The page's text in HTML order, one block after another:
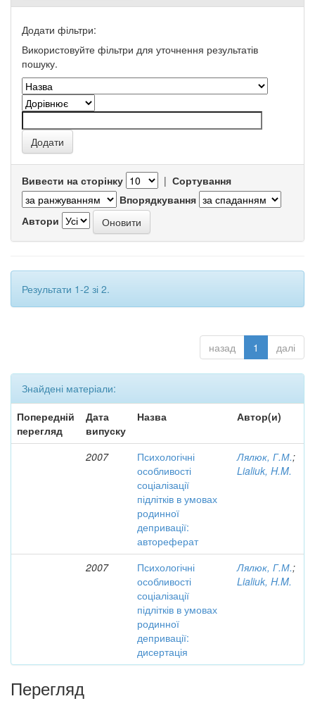
Додати фільтри:
Використовуйте фільтри для уточнення результатів
пошуку.
Вивести на сторінку | Сортування
Впорядкування
Автори
Результати 1-2 зі 2.
назад 1 далі
Знайдені матеріали:
Попередній
перегляд
Дата
випуску
Назва Автор(и)
2007
Психологічні
особливості
соціалізації
підлітків в умовах
родинної
депривації:
автореферат
Лялюк, Г.М.;
Lialiuk, H.M.
2007
Психологічні
особливості
соціалізації
підлітків в умовах
родинної
депривації:
дисертація
Лялюк, Г.М.;
Lialiuk, H.M.
Перегляд